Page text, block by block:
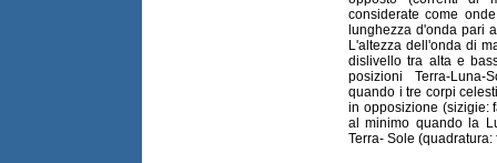
considerate come
lunghezza d'onda pari
L'altezza dell'onda di
dislivello tra alta e
posizioni Terra-
quando i tre corpi
in opposizione (sizigie:
al minimo quando la
Terra- Sole